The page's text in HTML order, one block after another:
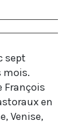
sept
mois.
François
en
Venise,